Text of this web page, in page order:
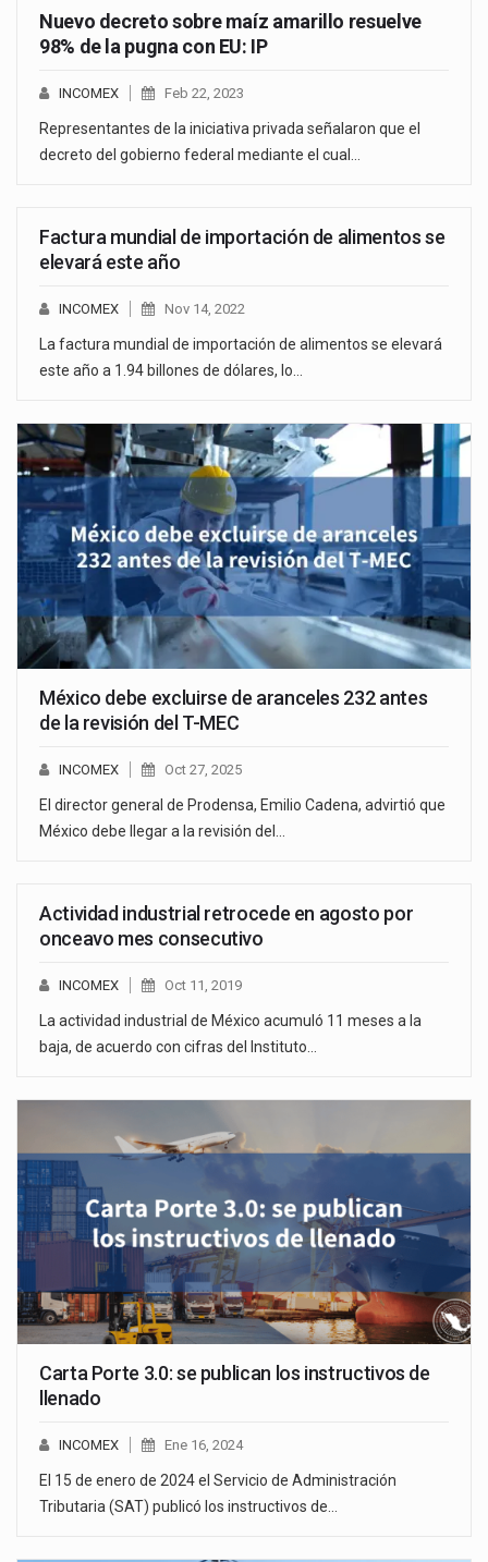
Nuevo decreto sobre maíz amarillo resuelve
98% de la pugna con EU: IP
INCOMEX Feb 22, 2023
Representantes de la iniciativa privada señalaron que el
decreto del gobierno federal mediante el cual…
Factura mundial de importación de alimentos se
elevará este año
INCOMEX Nov 14, 2022
La factura mundial de importación de alimentos se elevará
este año a 1.94 billones de dólares, lo…
México debe excluirse de aranceles 232 antes
de la revisión del T-MEC
INCOMEX Oct 27, 2025
El director general de Prodensa, Emilio Cadena, advirtió que
México debe llegar a la revisión del…
Actividad industrial retrocede en agosto por
onceavo mes consecutivo
INCOMEX Oct 11, 2019
La actividad industrial de México acumuló 11 meses a la
baja, de acuerdo con cifras del Instituto…
Carta Porte 3.0: se publican los instructivos de
llenado
INCOMEX Ene 16, 2024
El 15 de enero de 2024 el Servicio de Administración
Tributaria (SAT) publicó los instructivos de…